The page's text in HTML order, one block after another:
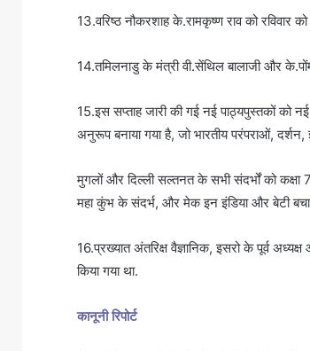
13.वरिष्ठ नौकरशाह के.रामकृष्ण राव को रविवार
14.तमिलनाडु के मंत्री वी.सेंथिल बालाजी और
15.इस सप्ताह जारी की गई नई पाठ्यपुस्तकों को
अनुरूप बनाया गया है, जो भारतीय परंपराओं,
मुगलों और दिल्ली सल्तनत के सभी संदर्भों को कक्षा
महा कुंभ के संदर्भ, और मेक इन इंडिया और बेटी
16.प्रख्यात अंतरिक्ष वैज्ञानिक, इसरो के पूर्व
किया गया था.
कानूनी रिपोर्ट